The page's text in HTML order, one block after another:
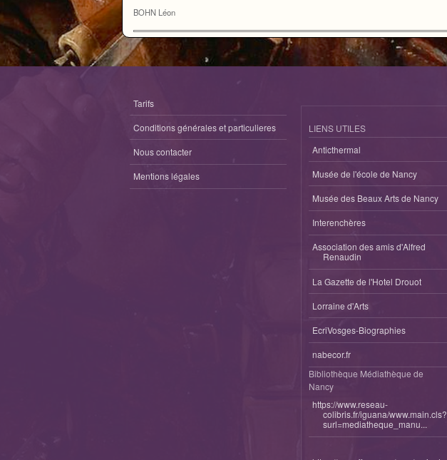
BOHN Léon
Tarifs
Conditions générales et particulieres
Nous contacter
Mentions légales
LIENS UTILES
Anticthermal
Musée de l'école de Nancy
Musée des Beaux Arts de Nancy
Interenchères
Association des amis d'Alfred
Renaudin
La Gazette de l'Hotel Drouot
Lorraine d'Arts
EcriVosges-Biographies
nabecor.fr
Bibliothèque Médiathèque de
Nancy
https://www.reseau-
colibris.fr/iguana/www.main.cls?
surl=mediatheque_manu...